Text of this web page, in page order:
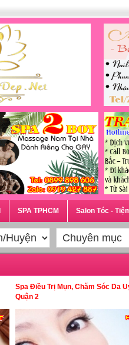
SPA TPHCM Salon Tóc -
Spa Điều Trị Mụn, Chăm Sóc Da
Quận 2